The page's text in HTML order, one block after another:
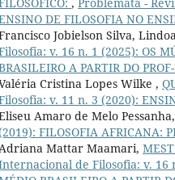
DE FILOSOFIA NO
Jobielson Silva,
v. 16 n. 1 (2025): OS
A PARTIR DO
Cristina Lopes Wilke ,
v. 11 n. 3 (2020):
Amaro de Melo Pessanha,
FILOSOFIA AFRICANA:
Mattar Maamari,
de Filosofia: v. 16